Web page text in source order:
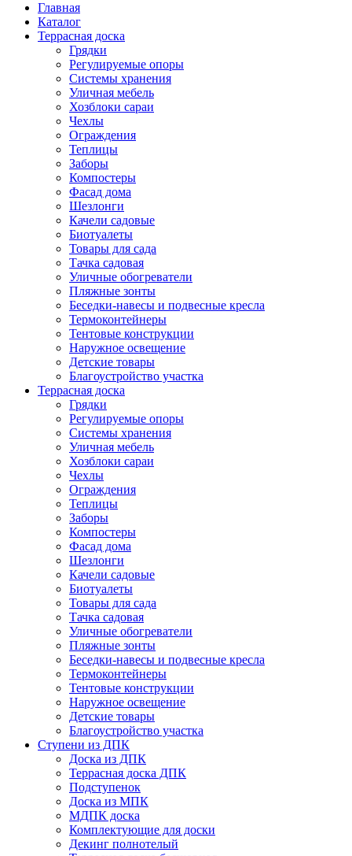
Главная
Каталог
Террасная доска
Грядки
Регулируемые опоры
Системы хранения
Уличная мебель
Хозблоки сараи
Чехлы
Ограждения
Теплицы
Заборы
Компостеры
Фасад дома
Шезлонги
Качели садовые
Биотуалеты
Товары для сада
Тачка садовая
Уличные обогреватели
Пляжные зонты
Беседки-навесы и подвесные кресла
Термоконтейнеры
Тентовые конструкции
Наружное освещение
Детские товары
Благоустройство участка
Террасная доска
Грядки
Регулируемые опоры
Системы хранения
Уличная мебель
Хозблоки сараи
Чехлы
Ограждения
Теплицы
Заборы
Компостеры
Фасад дома
Шезлонги
Качели садовые
Биотуалеты
Товары для сада
Тачка садовая
Уличные обогреватели
Пляжные зонты
Беседки-навесы и подвесные кресла
Термоконтейнеры
Тентовые конструкции
Наружное освещение
Детские товары
Благоустройство участка
Ступени из ДПК
Доска из ДПК
Террасная доска ДПК
Подступенок
Доска из МПК
МДПК доска
Комплектующие для доски
Декинг полнотелый